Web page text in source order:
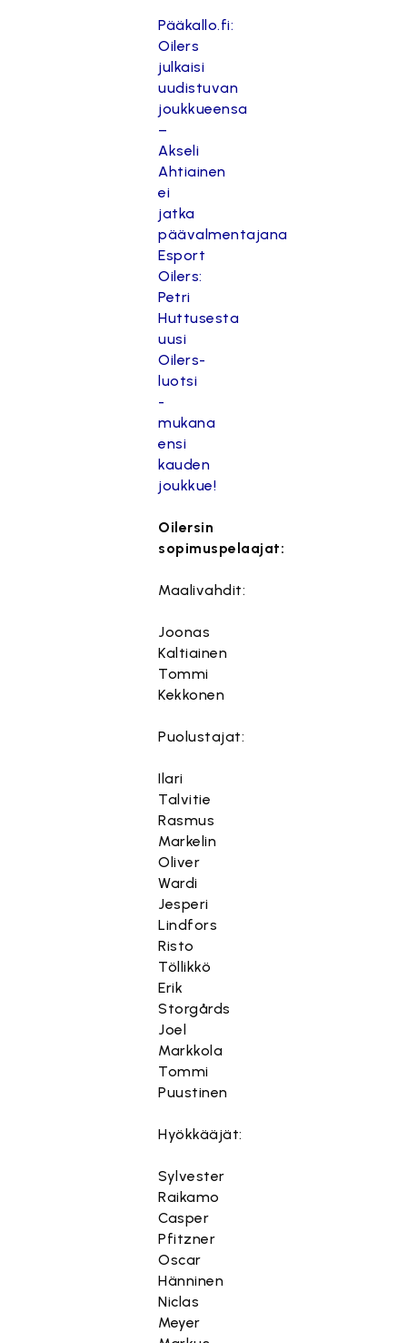
Pääkallo.fi:
Oilers
julkaisi
uudistuvan
joukkueensa
–
Akseli
Ahtiainen
ei
jatka
päävalmentajana
Esport
Oilers:
Petri
Huttusesta
uusi
Oilers-
luotsi
-
mukana
ensi
kauden
joukkue!
Oilersin
sopimuspelaajat:
Maalivahdit:
Joonas
Kaltiainen
Tommi
Kekkonen
Puolustajat:
Ilari
Talvitie
Rasmus
Markelin
Oliver
Wardi
Jesperi
Lindfors
Risto
Töllikkö
Erik
Storgårds
Joel
Markkola
Tommi
Puustinen
Hyökkääjät:
Sylvester
Raikamo
Casper
Pfitzner
Oscar
Hänninen
Niclas
Meyer